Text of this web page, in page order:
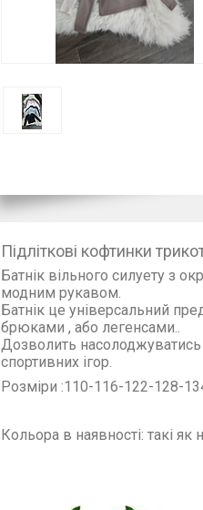
Підліткові кофтинки
Батнік вільного силуету з
модним
Батнік це універсальний
Дозволить
спортивних ігор.
Розміри :110-116-122-128-
Кольора
Треба